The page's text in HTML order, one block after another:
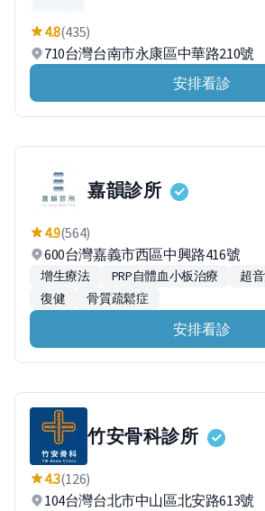
4.8(435)
710台灣台南市永康區中華路210號
安排看診
嘉韻診所
4.9(564)
600台灣嘉義市西區中興路416號
增生療法 PRP自體血小板治療
超
復健
骨質疏鬆症
安排看診
竹安骨科診所
4.3(126)
104台灣台北市中山區北安路613號